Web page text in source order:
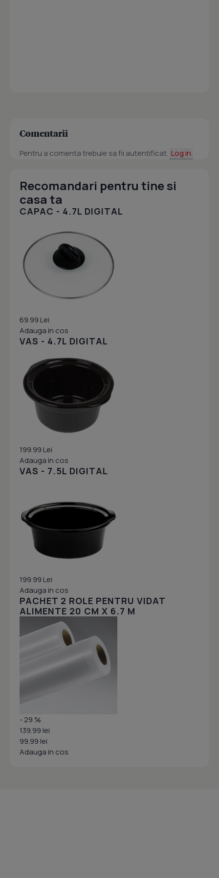
Comentarii
Pentru a comenta trebuie sa fii autentificat. Log in
Recomandari pentru tine si
casa ta
CAPAC - 4.7L DIGITAL
69.99 Lei
Adauga in cos
VAS - 4.7L DIGITAL
199.99 Lei
Adauga in cos
VAS - 7.5L DIGITAL
199.99 Lei
Adauga in cos
PACHET 2 ROLE PENTRU VIDAT
ALIMENTE 20 CM X 6.7 M
- 29 %
139.99 lei
99.99 lei
Adauga in cos